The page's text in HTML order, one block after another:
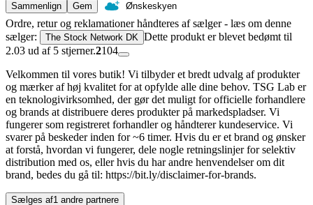
Sammenlign
Gem Ønskeskyen
Ordre, retur og reklamationer håndteres af sælger - læs om denne
sælger:
The Stock Network DK Dette produkt er blevet bedømt til
2.03 ud af 5 stjerner.2104
Velkommen til vores butik! Vi tilbyder et bredt udvalg af produkter
og mærker af høj kvalitet for at opfylde alle dine behov. TSG Lab er
en teknologivirksomhed, der gør det muligt for officielle forhandlere
og brands at distribuere deres produkter på markedspladser. Vi
fungerer som registreret forhandler og håndterer kundeservice. Vi
svarer på beskeder inden for ~6 timer. Hvis du er et brand og ønsker
at forstå, hvordan vi fungerer, dele nogle retningslinjer for selektiv
distribution med os, eller hvis du har andre henvendelser om dit
brand, bedes du gå til: https://bit.ly/disclaimer-for-brands.
Sælges af1 andre partnere